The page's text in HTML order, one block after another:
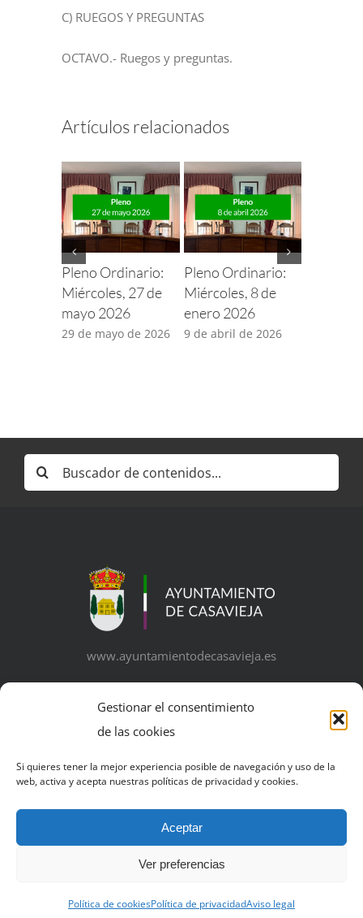
Gestionar el consentimiento
de las cookies
Si quieres tener la mejor experiencia posible de navegación y uso de la
web, activa y acepta nuestras políticas de privacidad y cookies.
Aceptar
Ver preferencias
Política de cookiesPolítica de privacidadAviso legal
C) RUEGOS Y PREGUNTAS
OCTAVO.- Ruegos y preguntas.
Artículos relacionados
Pleno Ordinario:
Miércoles, 27 de
mayo 2026
29 de mayo de 2026
Pleno Ordinario:
Miércoles, 8 de
enero 2026
9 de abril de 2026
Buscar:
www.ayuntamientodecasavieja.es
© Copyright 2026 | Excelentísimo Ayuntamiento de
Casavieja | Todos los derechos reservados | Powered by
Business+ Media